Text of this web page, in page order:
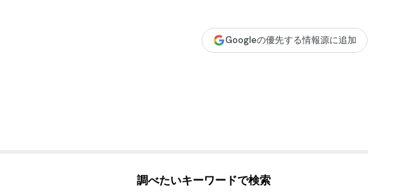
Googleの優先する情報源に追加
調べたいキーワードで検索